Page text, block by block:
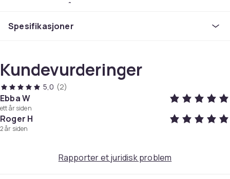
oppløsninger på opptil 8K60Hz eller 4K120Hz via HDMI
HDCP 2.3 og HDR10. USB-A 3.1-portene støtter opptil 5
harddisker krever ekstern strøm fra den medfølgende
Du kan velge hvilken datamaskin som skal kobles til
skjermen via knappen på bryteren eller via den
medfølgende kablede knappen. Bryteren drives av den
medfølgende strømforsyningen og kabelen.
Spesifikasjoner
Kundevurderinger
5,0 (2)
Ebba W
ett år siden
Roger H
2 år siden
Rapporter et juridisk problem